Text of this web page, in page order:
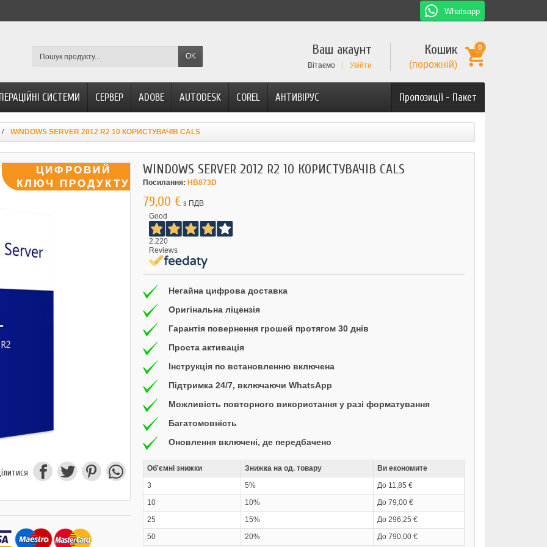
Whatsapp
OK Кошик
(порожній)
0
Ваш акаунт
Вітаємо Увійти
Пропозиції - Пакет
СИСТЕМИ СЕРВЕР ADOBE AUTODESK COREL АНТИВІРУС
WINDOWS SERVER 2012 R2 10 КОРИСТУВАЧІВ CALS
WINDOWS SERVER 2012 R2 10 КОРИСТУВАЧІВ CALS
Посилання: HB873D
79,00 € з ПДВ
Good
2.220
Reviews
Негайна цифрова доставка
Оригінальна ліцензія
Гарантія повернення грошей протягом 30 днів
Проста активація
Інструкція по встановленню включена
Підтримка 24/7, включаючи WhatsApp
Можливість повторного використання у разі форматування
Багатомовність
Оновлення включені, де передбачено
Об'ємні знижки Знижка на од. товару
Ви економите
3
5%
До 11,85 €
10
10%
До 79,00 €
25
15%
До 296,25 €
50
20% До 790,00 €